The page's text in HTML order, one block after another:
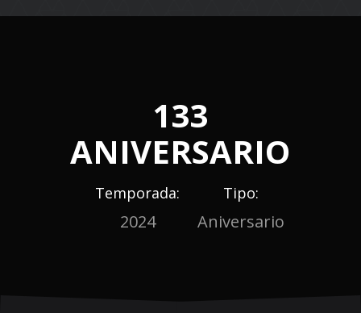
133
ANIVERSARIO
Temporada:
2024
Tipo:
Aniversario